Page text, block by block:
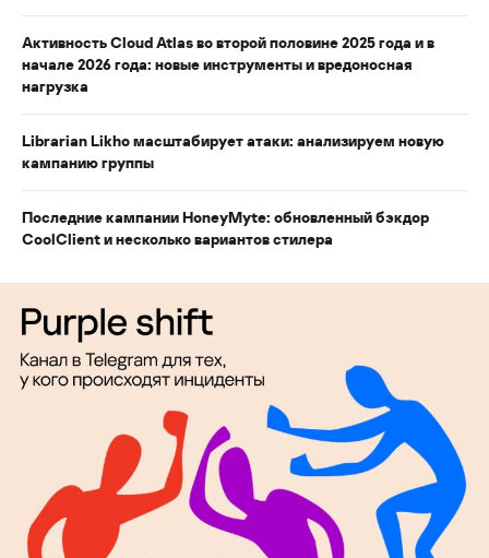
Активность Cloud Atlas во второй половине 2025 года и в
начале 2026 года: новые инструменты и вредоносная
нагрузка
Librarian Likho масштабирует атаки: анализируем новую
кампанию группы
Последние кампании HoneyMyte: обновленный бэкдор
CoolClient и несколько вариантов стилера